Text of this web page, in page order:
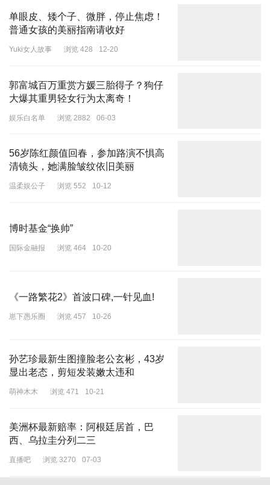
单眼皮、矮个子、微胖，停止焦虑！
普通女孩的美丽指南请收好
Yuki女人故事 浏览 428 12-20
郭富城百万重赏方媛三胎得子？狗仔
大爆其重男轻女行为太离奇！
娱乐白名单 浏览 2882 06-03
56岁陈红颜值回春，参加路演不惧高
清镜头，她满脸皱纹依旧美丽
温柔娱公子 浏览 552 10-12
博时基金“换帅”
国际金融报 浏览 464 10-20
《一路繁花2》首波口碑,一针见血!
崽下愚乐圈 浏览 457 10-26
孙艺珍最新生图撞脸老公玄彬，43岁
显出老态，剪短发装嫩太违和
萌神木木 浏览 471 10-21
美洲杯最新赔率：阿根廷居首，巴
西、乌拉圭分列二三
直播吧 浏览 3270 07-03